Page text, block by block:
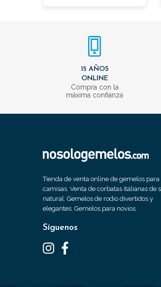
15 AÑOS
ONLINE
Compra con la
máxima confianza
Tienda de venta online de gemelos para
camisas. Venta de corbatas italianas de
natural. Gemelos de rodio divertidos y
elegantes. Gemelos para novios.
Síguenos